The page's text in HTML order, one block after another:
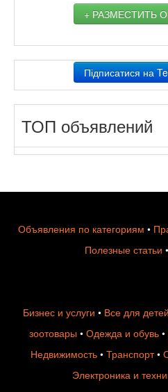
+ РАЗМЕСТИТЬ
Підписатися на
ТОП объявлений
Объявления по категориям •
Полезные статьи •
Бизнес и услуги • Все для детей
зоотовары • Одежда и обувь •
Недвижимость• Транспорт•
Электроника и